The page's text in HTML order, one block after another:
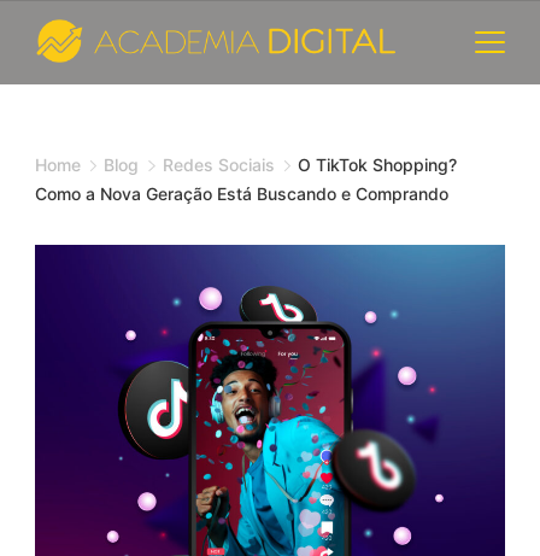
content
e
Marketing
Digital
Academia
Home Blog Redes Sociais
O TikTok Shopping?
Como a Nova Geração Está Buscando e Comprando